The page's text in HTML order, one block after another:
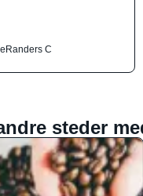
Randers C
steder